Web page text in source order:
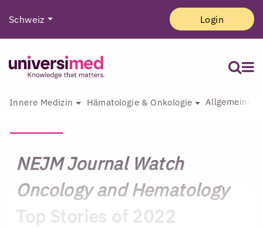
Schweiz Login
Innere Medizin Hämatologie & Onkologie Allgemeine
NEJM Journal Watch
Oncology and Hematology
Top Stories of 2022